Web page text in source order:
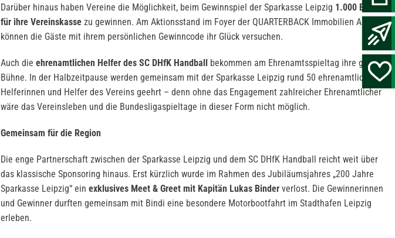
Darüber hinaus haben Vereine die Möglichkeit, beim Gewinnspiel der Sparkasse Leipzig 1.000 Euro
für ihre Vereinskasse zu gewinnen. Am Aktionsstand im Foyer der QUARTERBACK Immobilien ARENA
können die Gäste mit ihrem persönlichen Gewinncode ihr Glück versuchen.
Auch die ehrenamtlichen Helfer des SC DHfK Handball bekommen am Ehrenamtsspieltag ihre große
Bühne. In der Halbzeitpause werden gemeinsam mit der Sparkasse Leipzig rund 50 ehrenamtliche
Helferinnen und Helfer des Vereins geehrt – denn ohne das Engagement zahlreicher Ehrenamtlicher
wäre das Vereinsleben und die Bundesligaspieltage in dieser Form nicht möglich.
Gemeinsam für die Region
Die enge Partnerschaft zwischen der Sparkasse Leipzig und dem SC DHfK Handball reicht weit über
das klassische Sponsoring hinaus. Erst kürzlich wurde im Rahmen des Jubiläumsjahres „200 Jahre
Sparkasse Leipzig“ ein exklusives Meet & Greet mit Kapitän Lukas Binder verlost. Die Gewinnerinnen
und Gewinner durften gemeinsam mit Bindi eine besondere Motorbootfahrt im Stadthafen Leipzig
erleben.